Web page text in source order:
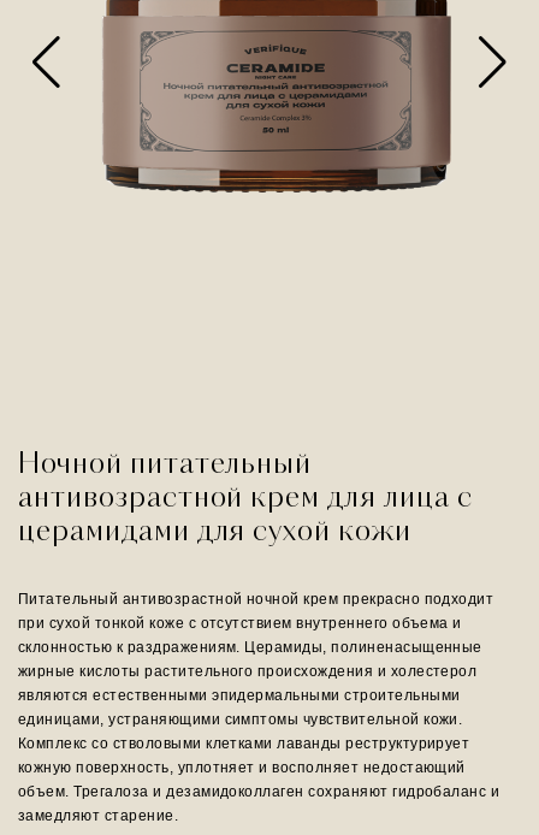
Ночной питательный
антивозрастной крем для лица с
церамидами для сухой кожи
Питательный антивозрастной ночной крем прекрасно подходит
при сухой тонкой коже с отсутствием внутреннего объема и
склонностью к раздражениям. Церамиды, полиненасыщенные
жирные кислоты растительного происхождения и холестерол
являются естественными эпидермальными строительными
единицами, устраняющими симптомы чувствительной кожи.
Комплекс со стволовыми клетками лаванды реструктурирует
кожную поверхность, уплотняет и восполняет недостающий
объем. Трегалоза и дезамидоколлаген сохраняют гидробаланс и
замедляют старение.